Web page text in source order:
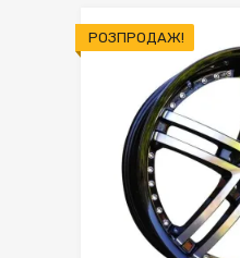
РОЗПРОДАЖ!